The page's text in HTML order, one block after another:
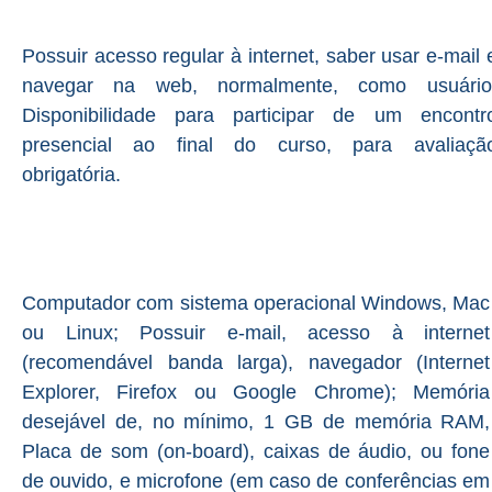
Possuir acesso regular à internet, saber usar e-mail
navegar na web, normalmente, como
Disponibilidade para participar de um
presencial ao final do curso, para
obrigatória.
Computador com sistema operacional Windows, Mac
ou Linux; Possuir e-mail, acesso à internet
(recomendável banda larga), navegador (Internet
Explorer, Firefox ou Google Chrome); Memória
desejável de, no mínimo, 1 GB de memória RAM,
Placa de som (on-board), caixas de áudio, ou fone
de ouvido, e microfone (em caso de conferências em